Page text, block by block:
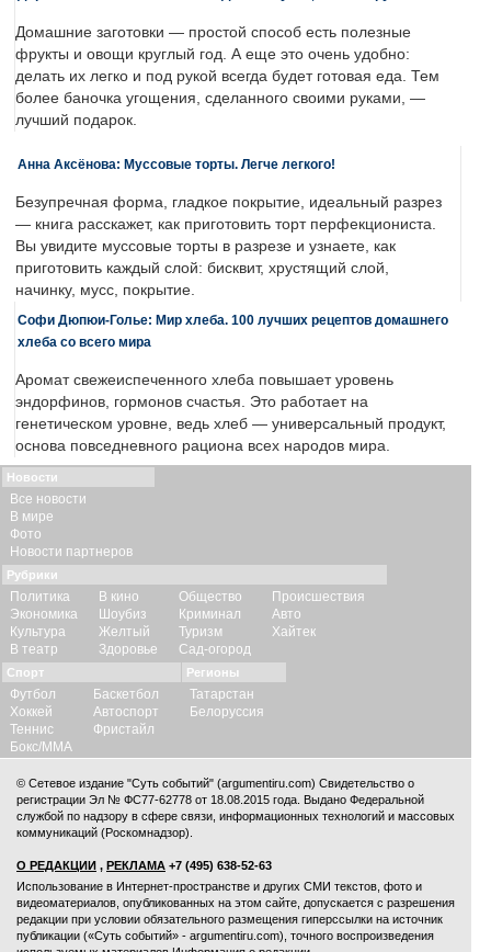
Домашние заготовки — простой способ есть полезные
фрукты и овощи круглый год. А еще это очень удобно:
делать их легко и под рукой всегда будет готовая еда. Тем
более баночка угощения, сделанного своими руками, —
лучший подарок.
Анна Аксёнова: Муссовые торты. Легче легкого!
Безупречная форма, гладкое покрытие, идеальный разрез
— книга расскажет, как приготовить торт перфекциониста.
Вы увидите муссовые торты в разрезе и узнаете, как
приготовить каждый слой: бисквит, хрустящий слой,
начинку, мусс, покрытие.
Софи Дюпюи-Голье: Мир хлеба. 100 лучших рецептов домашнего
хлеба со всего мира
Аромат свежеиспеченного хлеба повышает уровень
эндорфинов, гормонов счастья. Это работает на
генетическом уровне, ведь хлеб — универсальный продукт,
основа повседневного рациона всех народов мира.
Новости
Все новости
В мире
Фото
Новости партнеров
Рубрики
Политика
Экономика
Культура
В театр
В кино
Шоубиз
Желтый
Здоровье
Общество
Криминал
Туризм
Сад-огород
Происшествия
Авто
Хайтек
Спорт
Футбол
Хоккей
Теннис
Бокс/ММА
Баскетбол
Автоспорт
Фристайл
Регионы
Татарстан
Белоруссия
© Сетевое издание "Суть событий" (argumentiru.com) Свидетельство о
регистрации Эл № ФС77-62778 от 18.08.2015 года. Выдано Федеральной
службой по надзору в сфере связи, информационных технологий и массовых
коммуникаций (Роскомнадзор).
О РЕДАКЦИИ , РЕКЛАМА +7 (495) 638-52-63
Использование в Интернет-пространстве и других СМИ текстов, фото и
видеоматериалов, опубликованных на этом сайте, допускается с разрешения
редакции при условии обязательного размещения гиперссылки на источник
публикации («Суть событий» - argumentiru.com), точного воспроизведения